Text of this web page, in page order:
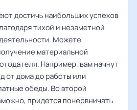
достичь наибольших успехов
тихой и незаметной
Можете
материальной
Например, вам начнут
от дома до работы или
обеды. Во второй
придется понервничать